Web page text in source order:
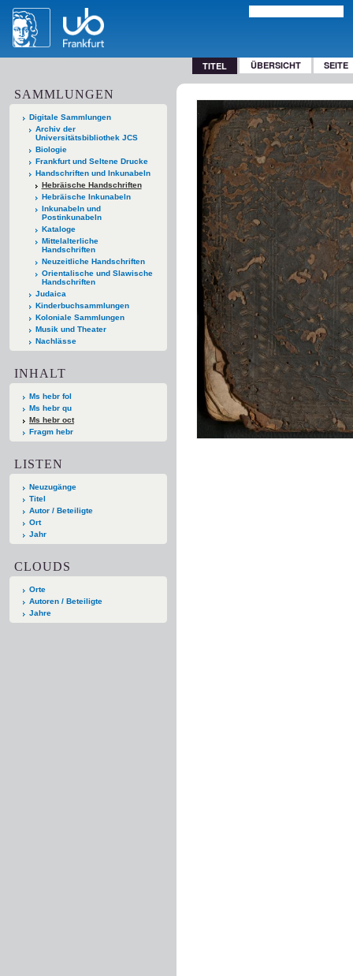
TITEL ÜBERSICHT SEITE
SAMMLUNGEN
Digitale Sammlungen
Archiv der
Universitätsbibliothek JCS
Biologie
Frankfurt und Seltene Drucke
Handschriften und Inkunabeln
Hebräische Handschriften
Hebräische Inkunabeln
Inkunabeln und
Postinkunabeln
Kataloge
Mittelalterliche
Handschriften
Neuzeitliche Handschriften
Orientalische und Slawische
Handschriften
Judaica
Kinderbuchsammlungen
Koloniale Sammlungen
Musik und Theater
Nachlässe
INHALT
Ms hebr fol
Ms hebr qu
Ms hebr oct
Fragm hebr
LISTEN
Neuzugänge
Titel
Autor / Beteiligte
Ort
Jahr
CLOUDS
Orte
Autoren / Beteiligte
Jahre